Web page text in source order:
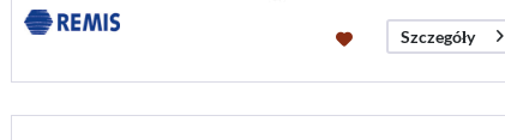
Szczegóły